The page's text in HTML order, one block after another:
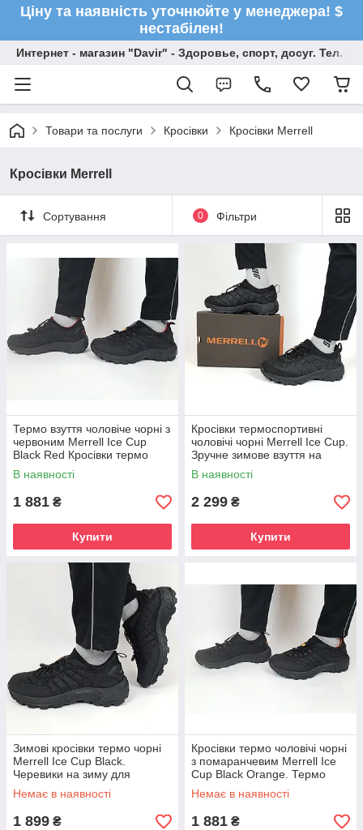
Ціну та наявність уточнюйте у менеджера! $
нестабілен!
Интернет - магазин "Davir" - Здоровье, спорт, досуг. Тел.
Товари та послуги Кросівки Кросівки Merrell
Кросівки Merrell
Сортування 0 Фільтри
Термо взуття чоловіче чорні з
червоним Merrell Ice Cup
Black Red Кросівки термо
чоловічі єврозима Мерелл
Айс Кап
В наявності
1 881 ₴
Купити
Кросівки термоспортивні
чоловічі чорні Merrell Ice Cup.
Зручне зимове взуття на
кожен день Мерелл Айс Кап
В наявності
2 299 ₴
Купити
Зимові кросівки термо чорні
Merrell Ice Cup Black.
Черевики на зиму для
чоловіків кольорі у чорному
Мерелл Айс Кап
Немає в наявності
1 899 ₴
Кросівки термо чоловічі чорні
з помаранчевим Merrell Ice
Cup Black Orange. Термо
черевики чоловічі Мерелл
Айс Кап
Немає в наявності
1 881 ₴